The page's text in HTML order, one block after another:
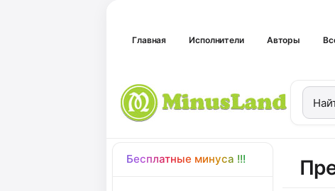
Главная Исполнители Авторы
Бесплатные минуса !!!